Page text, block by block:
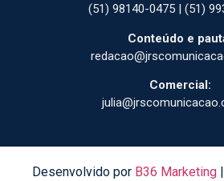
(51) 98140-0475 | (51)
Conteúdo e
Comercial:
Desenvolvido por B36 Marketing|